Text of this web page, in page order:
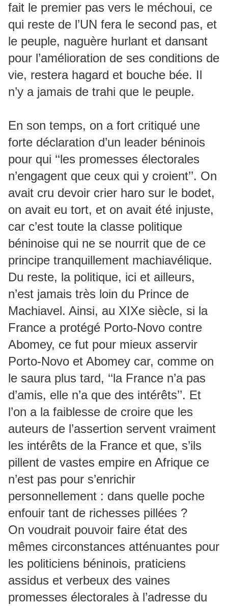
fait le premier pas vers le méchoui, ce
qui reste de l’UN fera le second pas, et
le peuple, naguère hurlant et dansant
pour l’amélioration de ses conditions de
vie, restera hagard et bouche bée. Il
n’y a jamais de trahi que le peuple.
En son temps, on a fort critiqué une
forte déclaration d’un leader béninois
pour qui ‘‘les promesses électorales
n’engagent que ceux qui y croient’’. On
avait cru devoir crier haro sur le bodet,
on avait eu tort, et on avait été injuste,
car c’est toute la classe politique
béninoise qui ne se nourrit que de ce
principe tranquillement machiavélique.
Du reste, la politique, ici et ailleurs,
n’est jamais très loin du Prince de
Machiavel. Ainsi, au XIXe siècle, si la
France a protégé Porto-Novo contre
Abomey, ce fut pour mieux asservir
Porto-Novo et Abomey car, comme on
le saura plus tard, ‘‘la France n’a pas
d’amis, elle n’a que des intérêts’’. Et
l’on a la faiblesse de croire que les
auteurs de l’assertion servent vraiment
les intérêts de la France et que, s’ils
pillent de vastes empire en Afrique ce
n’est pas pour s’enrichir
personnellement : dans quelle poche
enfouir tant de richesses pillées ?
On voudrait pouvoir faire état des
mêmes circonstances atténuantes pour
les politiciens béninois, praticiens
assidus et verbeux des vaines
promesses électorales à l’adresse du